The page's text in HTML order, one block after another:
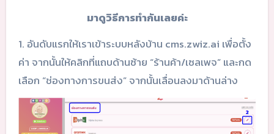
มาดูวิธีการทำกันเลยค่ะ
1. อันดับแรกให้เราเข้าระบบหลังบ้าน cms.zwiz.ai เพื่อตั้ง
ค่า จากนั้นให้คลิกที่แถบด้านซ้าย “ร้านค้า/เซลเพจ” และกด
เลือก “ช่องทางการขนส่ง” จากนั้นเลื่อนลงมาด้านล่าง